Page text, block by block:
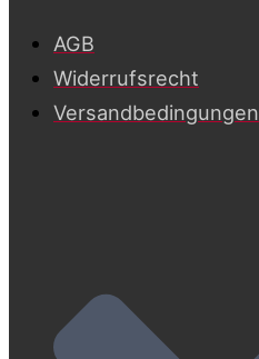
AGB
Widerrufsrecht
Versandbedingungen